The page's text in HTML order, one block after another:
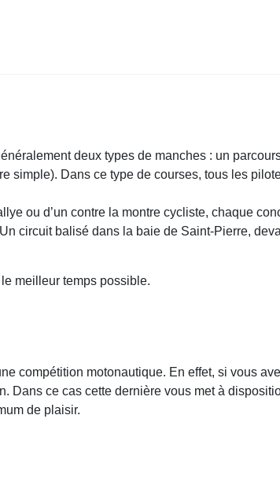
deux types de manches : un
simple). Dans ce type de courses, tous les
ou d’un contre la montre cycliste, chaque
circuit balisé dans la baie de Saint-Pierre,
meilleur temps possible.
compétition motonautique. En effet, si vous
Dans ce cas cette dernière vous met à
de plaisir.